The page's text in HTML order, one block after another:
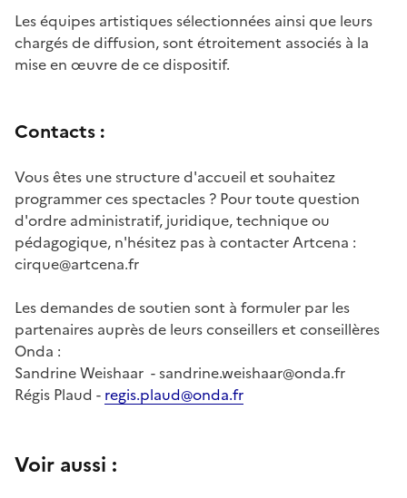
Les équipes artistiques sélectionnées ainsi que leurs
chargés de diffusion, sont étroitement associés à la
mise en œuvre de ce dispositif.
Contacts :
Vous êtes une structure d'accueil et souhaitez
programmer ces spectacles ? Pour toute question
d'ordre administratif, juridique, technique ou
pédagogique, n'hésitez pas à contacter Artcena :
cirque@artcena.fr
Les demandes de soutien sont à formuler par les
partenaires auprès de leurs conseillers et conseillères
Onda :
Sandrine Weishaar - sandrine.weishaar@onda.fr
Régis Plaud - regis.plaud@onda.fr
Voir aussi :